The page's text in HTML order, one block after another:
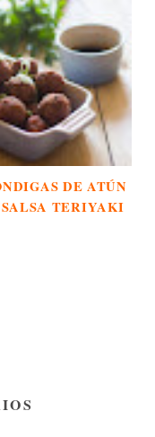
DE ATÚN
TERIYAKI